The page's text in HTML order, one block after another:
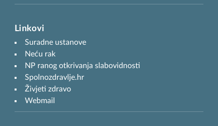
Linkovi
Suradne ustanove
Neću rak
NP ranog otkrivanja slabovidnosti
Spolnozdravlje.hr
Živjeti zdravo
Webmail